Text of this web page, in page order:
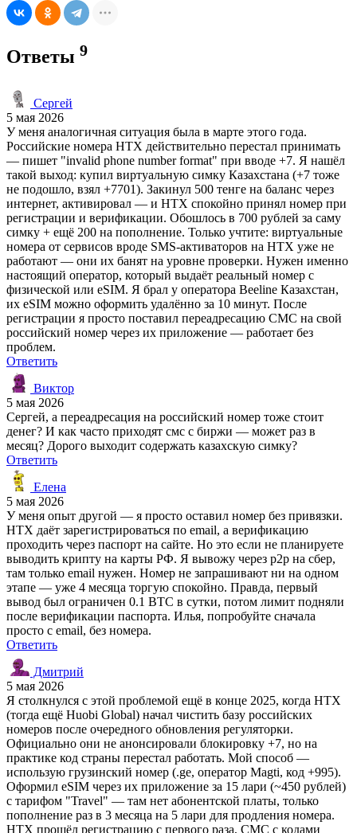
Ответы 9
Сергей
5 мая 2026
У меня аналогичная ситуация была в марте этого года.
Российские номера HTX действительно перестал принимать
— пишет "invalid phone number format" при вводе +7. Я нашёл
такой выход: купил виртуальную симку Казахстана (+7 тоже
не подошло, взял +7701). Закинул 500 тенге на баланс через
интернет, активировал — и HTX спокойно принял номер при
регистрации и верификации. Обошлось в 700 рублей за саму
симку + ещё 200 на пополнение. Только учтите: виртуальные
номера от сервисов вроде SMS-активаторов на HTX уже не
работают — они их банят на уровне проверки. Нужен именно
настоящий оператор, который выдаёт реальный номер с
физической или eSIM. Я брал у оператора Beeline Казахстан,
их eSIM можно оформить удалённо за 10 минут. После
регистрации я просто поставил переадресацию СМС на свой
российский номер через их приложение — работает без
проблем.
Ответить
Виктор
5 мая 2026
Сергей, а переадресация на российский номер тоже стоит
денег? И как часто приходят смс с биржи — может раз в
месяц? Дорого выходит содержать казахскую симку?
Ответить
Елена
5 мая 2026
У меня опыт другой — я просто оставил номер без привязки.
HTX даёт зарегистрироваться по email, а верификацию
проходить через паспорт на сайте. Но это если не планируете
выводить крипту на карты РФ. Я вывожу через p2p на сбер,
там только email нужен. Номер не запрашивают ни на одном
этапе — уже 4 месяца торгую спокойно. Правда, первый
вывод был ограничен 0.1 BTC в сутки, потом лимит подняли
после верификации паспорта. Илья, попробуйте сначала
просто с email, без номера.
Ответить
Дмитрий
5 мая 2026
Я столкнулся с этой проблемой ещё в конце 2025, когда HTX
(тогда ещё Huobi Global) начал чистить базу российских
номеров после очередного обновления регуляторки.
Официально они не анонсировали блокировку +7, но на
практике код страны перестал работать. Мой способ —
использую грузинский номер (.ge, оператор Magti, код +995).
Оформил eSIM через их приложение за 15 лари (~450 рублей)
с тарифом "Travel" — там нет абонентской платы, только
пополнение раз в 3 месяца на 5 лари для продления номера.
HTX прошёл регистрацию с первого раза, СМС с кодами